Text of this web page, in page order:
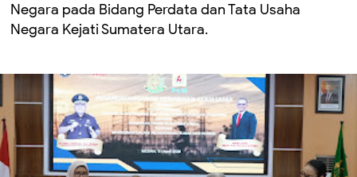
Negara pada Bidang Perdata dan Tata Usaha
Negara Kejati Sumatera Utara.